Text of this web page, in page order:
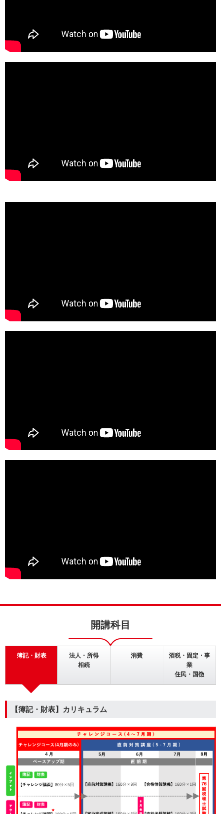
開講科目
簿記・財表
法人・所得
相続
消費
酒税・固定・事
業
住民・国徴
【簿記・財表】カリキュラム